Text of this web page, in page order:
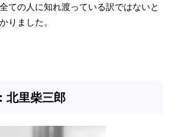
ての人に知れ渡っている訳ではないと
りました。
北里柴三郎